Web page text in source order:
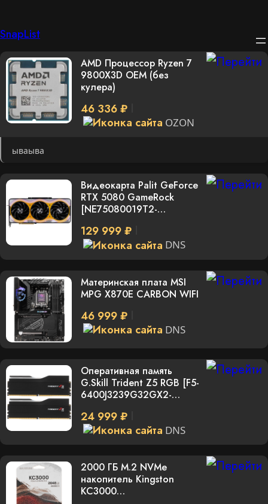
Перейти
к
содержимому
SnapList
AMD Процессор Ryzen 7
9800X3D OEM (без
кулера)
46 336 ₽
OZON
ываыва
Видеокарта Palit GeForce
RTX 5080 GameRock
[NE75080019T2-
129 999 ₽
DNS
Материнская плата MSI
MPG X870E CARBON WIFI
46 999 ₽
DNS
Оперативная память
G.Skill Trident Z5 RGB [F5-
6400J3239G32GX2-
24 999 ₽
DNS
2000 ГБ M.2 NVMe
накопитель Kingston
KC3000